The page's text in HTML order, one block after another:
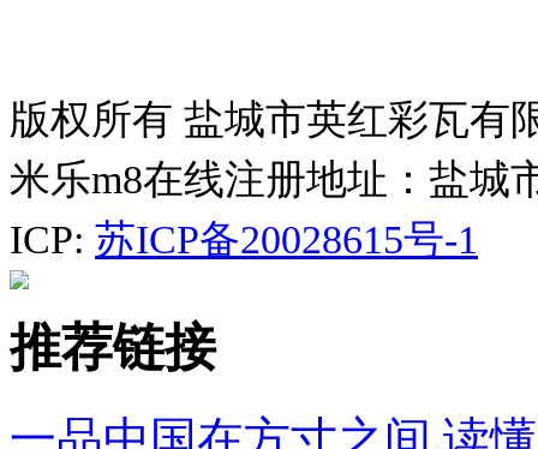
版权所有 盐城市英红彩瓦有
米乐m8在线注册地址：盐城
ICP: 苏ICP备20028615号-1
推荐链接